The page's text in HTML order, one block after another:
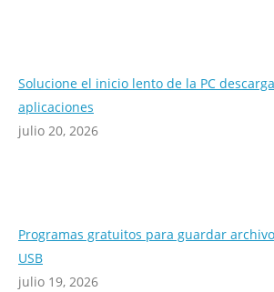
Solucione el inicio lento de la PC
aplicaciones
julio 20, 2026
Programas gratuitos para guardar
USB
julio 19, 2026